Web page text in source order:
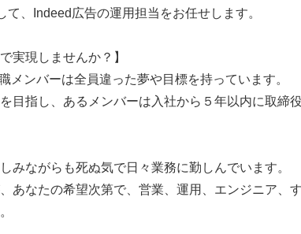
て、Indeed広告の運用担当をお任せします。
実現しませんか？】
メンバーは全員違った夢や目標を持っています。
目指し、あるメンバーは入社から５年以内に取締
みながらも死ぬ気で日々業務に勤しんでいます。
あなたの希望次第で、営業、運用、エンジニア、